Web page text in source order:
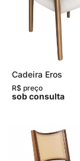
Cadeira Eros
R$ preço
sob consulta